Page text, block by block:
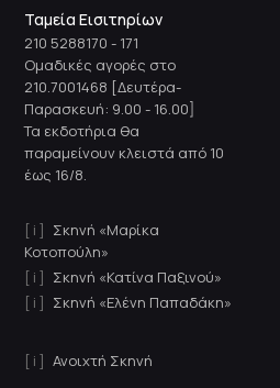
Ταμεία Εισιτηρίων
210 5288170 - 171
Ομαδικές αγορές στο
210.7001468 [Δευτέρα-
Παρασκευή: 9.00 - 16.00]
Τα εκδοτήρια θα
παραμείνουν κλειστά από 10
έως 16/8.
Σκηνή «Μαρίκα
Κοτοπούλη»
Σκηνή «Κατίνα Παξινού»
Σκηνή «Ελένη Παπαδάκη»
Ανοιχτή Σκηνή